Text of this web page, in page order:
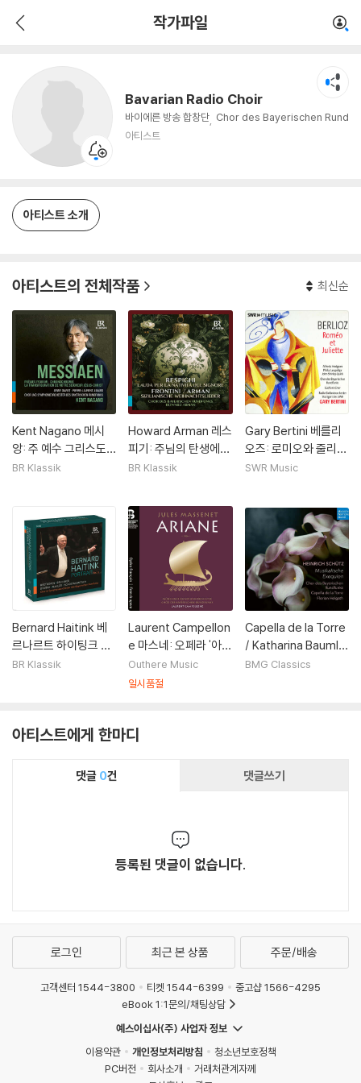
작가파일
Bavarian Radio Choir
바이에른 방송 합창단 Chor des Bayerischen Rund
funks
아티스트
아티스트 소개
아티스트의 전체작품 최신순
Kent Nagano 메시
앙: 주 예수 그리스도
의 변용 (Messiaen:
Jesus-Christ)
BR Klassik
Howard Arman 레스
피기: 주님의 탄생에
대한 찬양 외 (Respig
BR Klassik
Gary Bertini 베를리
오즈: 로미오와 줄리엣
(Berlioz: Romeo et
SWR Music
Bernard Haitink 베
르나르트 하이팅크 포
트레이트 II (Portrait,
BR Klassik
Laurent Campellon
e 마스네: 오페라 '아리
안' (Massenet: Aria
ne)
Outhere Music
일시품절
Capella de la Torre
/ Katharina Bauml
쉬츠: 장송음악 (Heinr
BMG Classics
아티스트에게 한마디
댓글 0건 댓글쓰기
등록된 댓글이 없습니다.
로그인 최근 본 상품 주문/배송
고객센터 1544-3800 티켓 1544-6399
중고샵 1566-4295
eBook 1:1문의/채팅상담
예스이십사(주) 사업자 정보
이용약관
개인정보처리방침
청소년보호정책
PC버전
회사소개
거래처관계자께